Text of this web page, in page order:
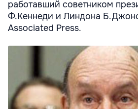
работавший советником
Ф.Кеннеди и Линдона
Associated Press.